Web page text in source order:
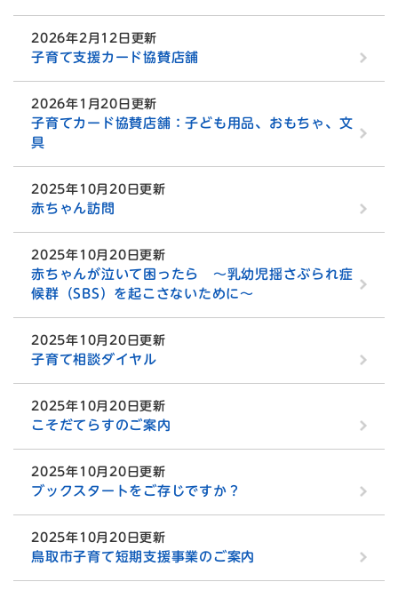
2026年2月12日更新
子育て支援カード協賛店舗
2026年1月20日更新
子育てカード協賛店舗：子ども用品、おもちゃ、文
具
2025年10月20日更新
赤ちゃん訪問
2025年10月20日更新
赤ちゃんが泣いて困ったら ～乳幼児揺さぶられ症
候群（SBS）を起こさないために～
2025年10月20日更新
子育て相談ダイヤル
2025年10月20日更新
こそだてらすのご案内
2025年10月20日更新
ブックスタートをご存じですか？
2025年10月20日更新
鳥取市子育て短期支援事業のご案内